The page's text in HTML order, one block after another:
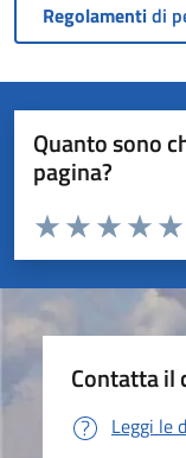
Regolamentidi
Quanto sono
pagina?
Valuta da 1 a 5 stelle
Valuta
Valuta 3
Valuta 2 stelle
Valuta 1 stelle su 5
Contatta il
Leggi le